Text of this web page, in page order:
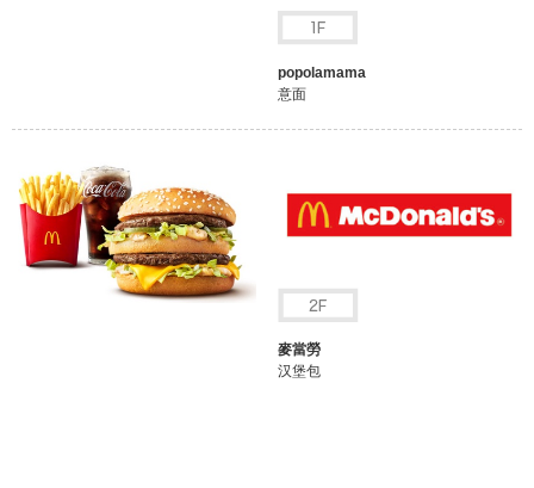
popolamama
意面
麥當勞
汉堡包